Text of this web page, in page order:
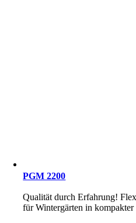
PGM 2200
Qualität durch Erfahrung!
für Wintergärten in kompakter